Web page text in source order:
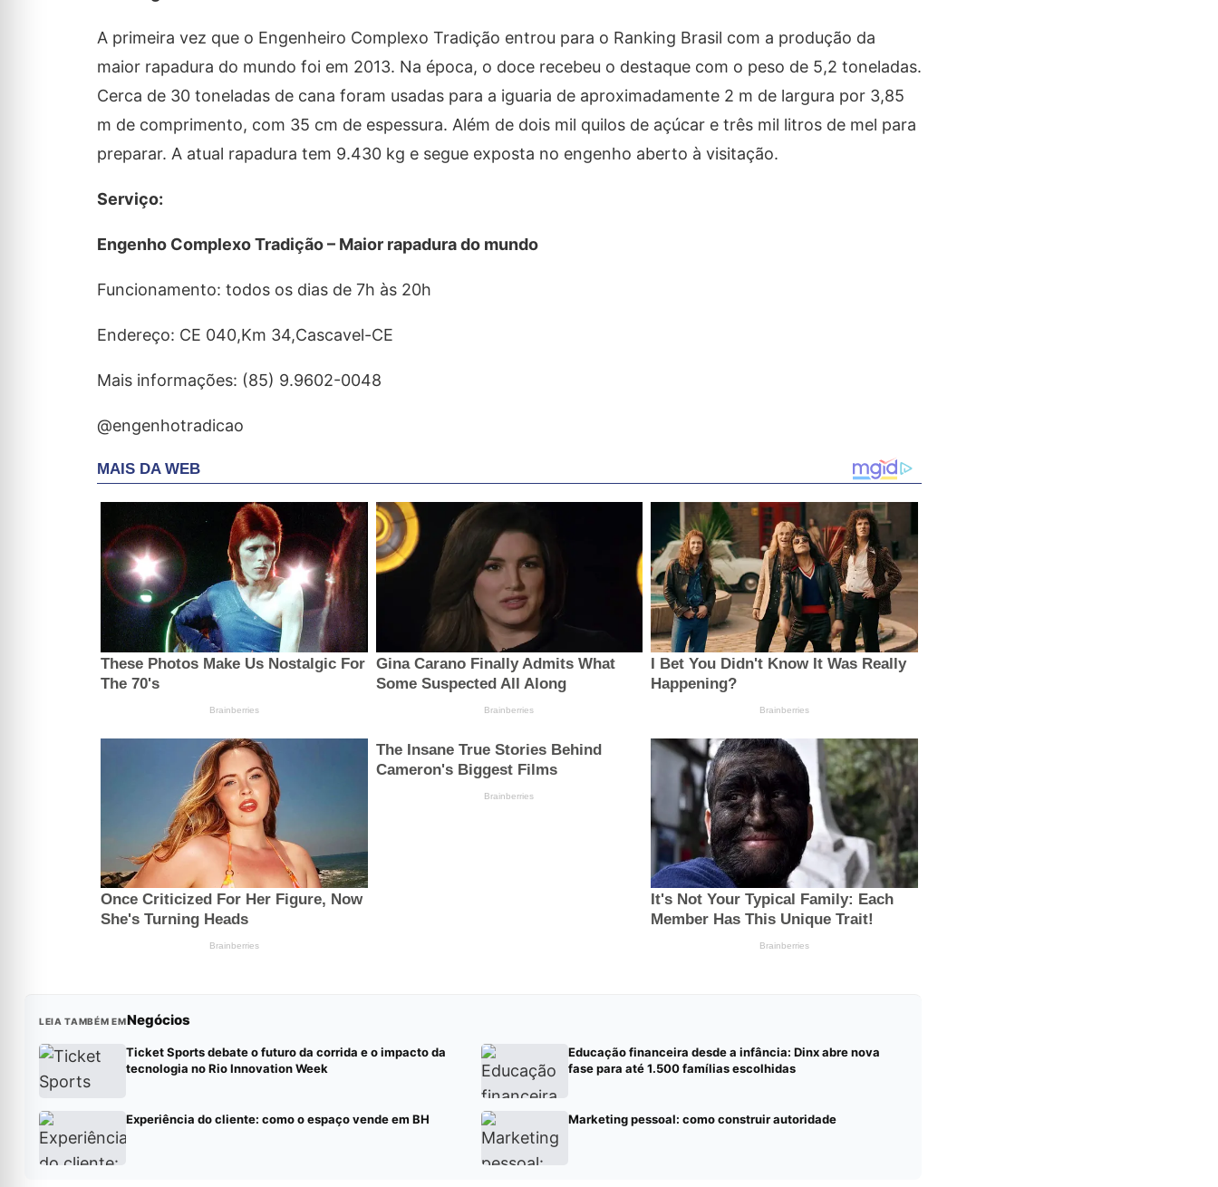
A primeira vez que o Engenheiro Complexo Tradição entrou para o Ranking Brasil com a produção da
maior rapadura do mundo foi em 2013. Na época, o doce recebeu o destaque com o peso de 5,2 toneladas.
Cerca de 30 toneladas de cana foram usadas para a iguaria de aproximadamente 2 m de largura por 3,85
m de comprimento, com 35 cm de espessura. Além de dois mil quilos de açúcar e três mil litros de mel para
preparar. A atual rapadura tem 9.430 kg e segue exposta no engenho aberto à visitação.
Serviço:
Engenho Complexo Tradição – Maior rapadura do mundo
Funcionamento: todos os dias de 7h às 20h
Endereço: CE 040,Km 34,Cascavel-CE
Mais informações: (85) 9.9602-0048
@engenhotradicao
LEIA TAMBÉM EMNegócios
Ticket Sports debate o futuro da corrida e o impacto da
tecnologia no Rio Innovation Week
Educação financeira desde a infância: Dinx abre nova
fase para até 1.500 famílias escolhidas
Experiência do cliente: como o espaço vende em BH Marketing pessoal: como construir autoridade